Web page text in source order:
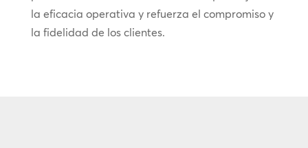
la eficacia operativa y refuerza el compromiso y
la fidelidad de los clientes.